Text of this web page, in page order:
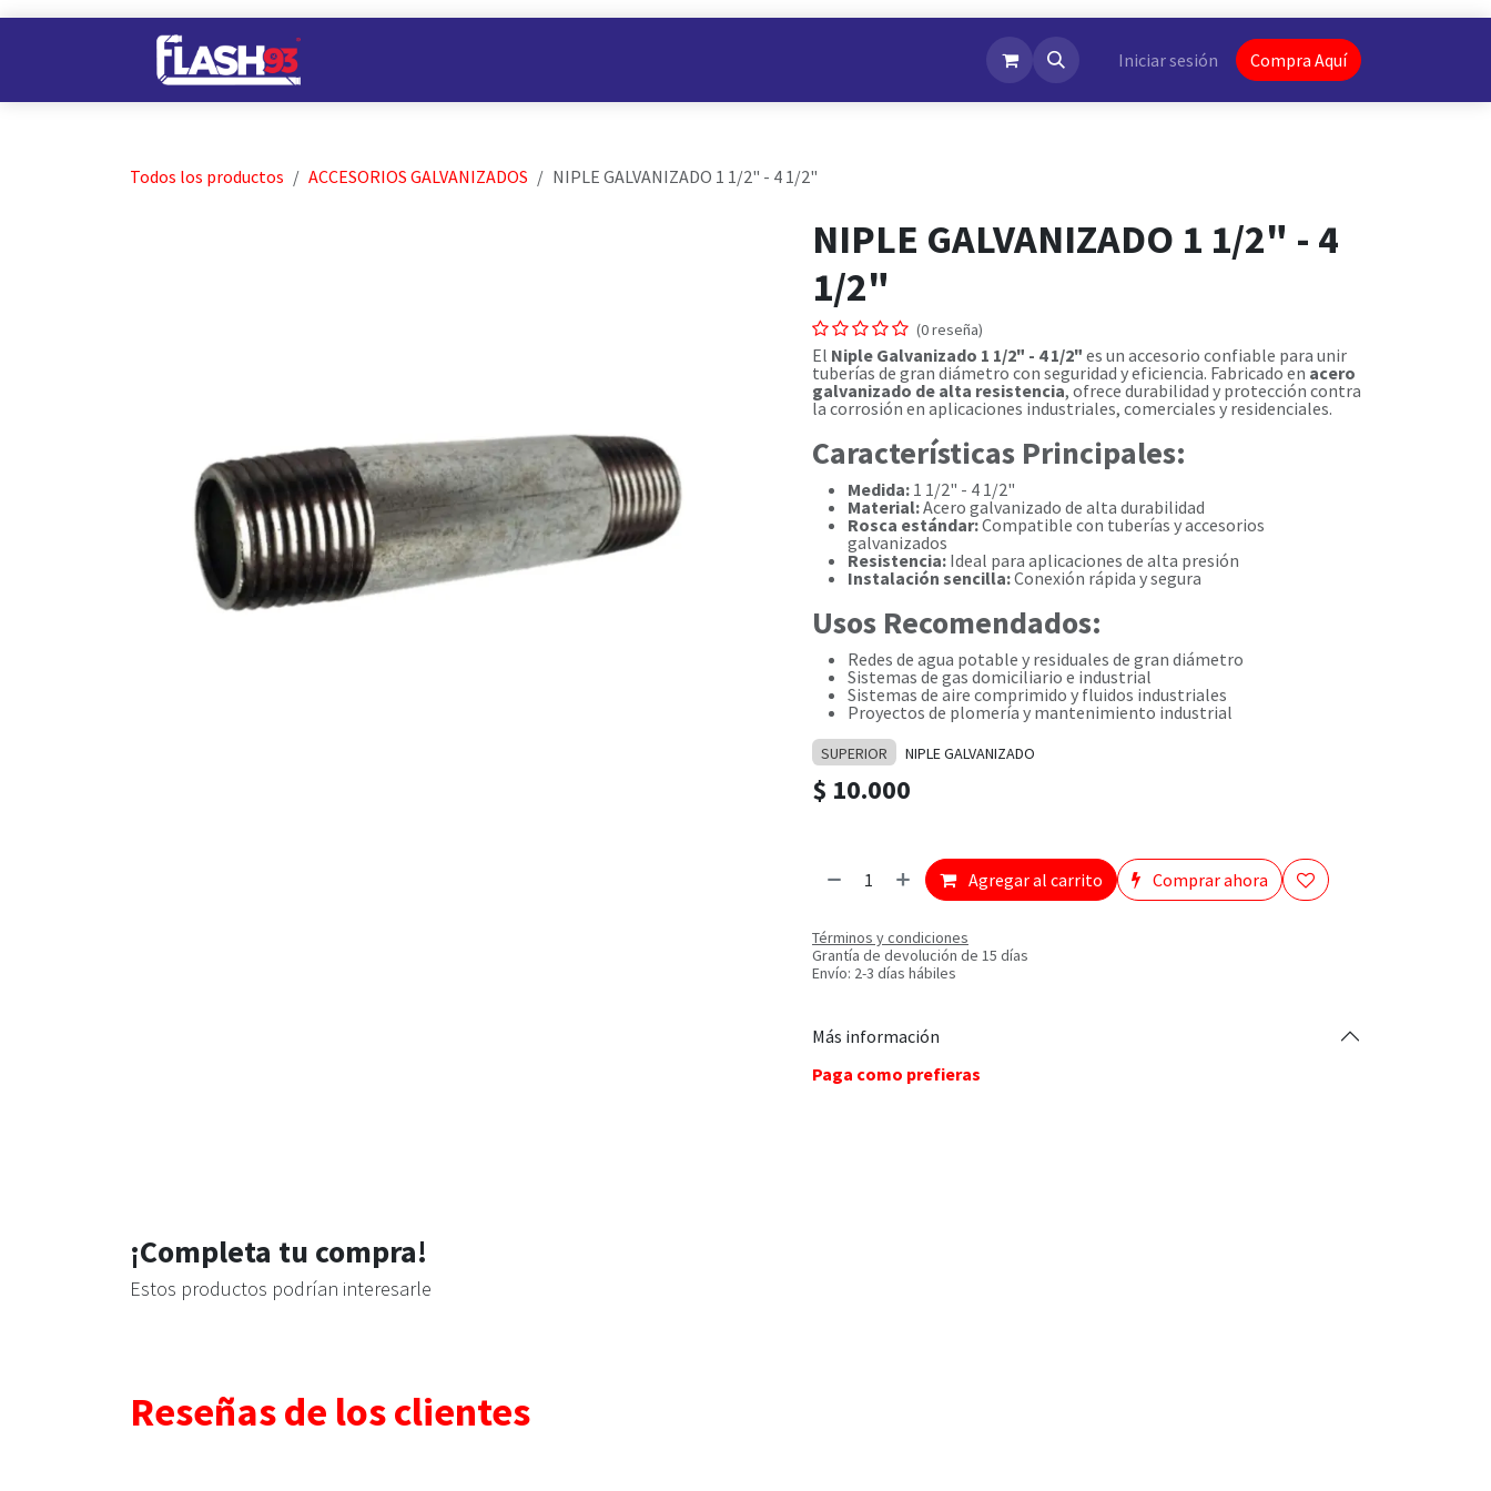
NotiFlash Iniciar sesión Compra Aquí
Todos los productos ACCESORIOS GALVANIZADOS NIPLE GALVANIZADO 1 1/2" - 4 1/2"
NIPLE GALVANIZADO 1 1/2" - 4
1/2"
(0 reseña)
El Niple Galvanizado 1 1/2" - 4 1/2" es un accesorio confiable para unir
tuberías de gran diámetro con seguridad y eficiencia. Fabricado en acero
galvanizado de alta resistencia, ofrece durabilidad y protección contra
la corrosión en aplicaciones industriales, comerciales y residenciales.
Características Principales:
Medida: 1 1/2" - 4 1/2"
Material:Acero galvanizado de alta durabilidad
Rosca estándar:Compatible con tuberías y accesorios
galvanizados
Resistencia: Ideal para aplicaciones de alta presión
Instalación sencilla:Conexión rápida y segura
Usos Recomendados:
Redes de agua potable y residuales de gran diámetro
Sistemas de gas domiciliario e industrial
Sistemas de aire comprimido y fluidos industriales
Proyectos de plomería y mantenimiento industrial
SUPERIOR NIPLE GALVANIZADO
$ 10.000
Agregar al carrito Comprar ahora
Términos y condiciones
Grantía de devolución de 15 días
Envío: 2-3 días hábiles
Más información
Paga como prefieras
¡Completa tu compra!
Estos productos podrían interesarle
Reseñas de los clientes